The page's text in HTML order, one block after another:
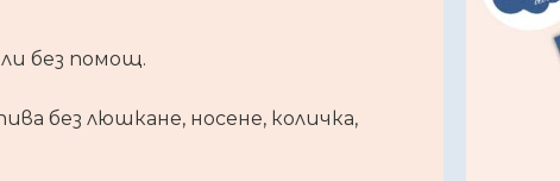
без помощ.
без люшкане, носене, количка,